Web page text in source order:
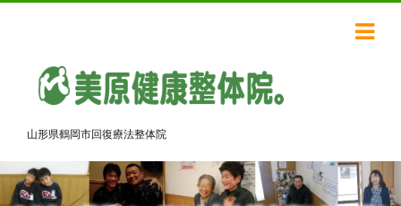
山形県鶴岡市回復療法整体院